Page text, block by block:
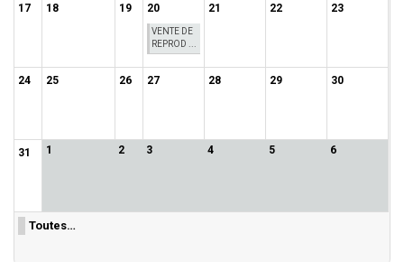
17 18 19 20
VENTE DE
REPROD ...
21 22 23
24 25 26 27 28 29 30
31 1 2 3 4 5 6
Toutes…